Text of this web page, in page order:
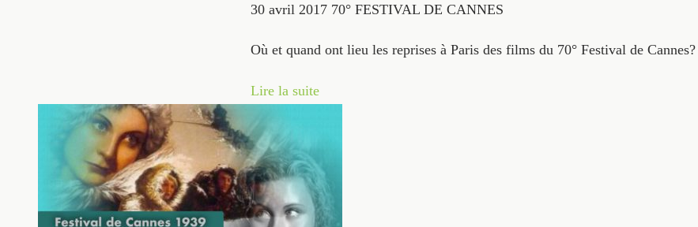
30 avril 2017 70° FESTIVAL DE CANNES
Où et quand ont lieu les reprises à Paris des films du 70° Festival de Cannes?
Lire la suite